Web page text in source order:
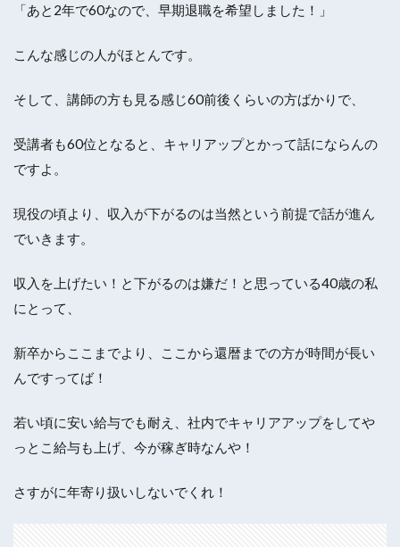
「あと2年で60なので、早期退職を希望しました！」
こんな感じの人がほとんです。
そして、講師の方も見る感じ60前後くらいの方ばかりで、
受講者も60位となると、キャリアップとかって話にならんの
ですよ。
現役の頃より、収入が下がるのは当然という前提で話が進ん
でいきます。
収入を上げたい！と下がるのは嫌だ！と思っている40歳の私
にとって、
新卒からここまでより、ここから還暦までの方が時間が長い
んですってば！
若い頃に安い給与でも耐え、社内でキャリアアップをしてや
っとこ給与も上げ、今が稼ぎ時なんや！
さすがに年寄り扱いしないでくれ！